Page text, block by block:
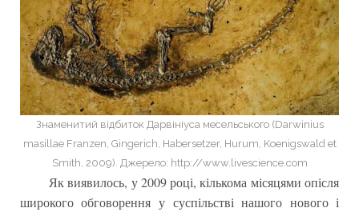
Знаменитий відбиток Дарвініуса месельського (Darwinius
masillae Franzen, Gingerich, Habersetzer, Hurum, Koenigswald et
Smith, 2009). Джерело: http://www.livescience.com
Як виявилось, у 2009 році, кількома місяцями опісля
широкого обговорення у суспільстві нашого нового і